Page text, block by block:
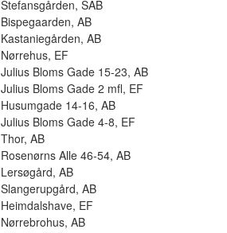
Stefansgården, SAB
Bispegaarden, AB
Kastaniegården, AB
Nørrehus, EF
Julius Bloms Gade 15-23, AB
Julius Bloms Gade 2 mfl, EF
Husumgade 14-16, AB
Julius Bloms Gade 4-8, EF
Thor, AB
Rosenørns Alle 46-54, AB
Lersøgård, AB
Slangerupgård, AB
Heimdalshave, EF
Nørrebrohus, AB